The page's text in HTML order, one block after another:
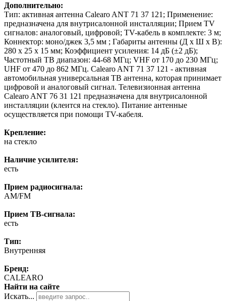
Дополнительно:
Тип: активная антенна Calearo ANT 71 37 121; Применение:
предназначена для внутрисалонной инсталляции; Прием TV
сигналов: аналоговый, цифровой; TV-кабель в комплекте: 3 м;
Коннектор: моно/джек 3,5 мм ; Габариты антенны (Д х Ш х В):
280 х 25 х 15 мм; Коэффициент усиления: 14 дБ (±2 дБ);
Частотный ТВ диапазон: 44-68 МГц; VHF от 170 до 230 МГц;
UHF от 470 до 862 МГц. Calearo ANT 71 37 121 - активная
автомобильная универсальная ТВ антенна, которая принимает
цифровой и аналоговый сигнал. Телевизионная антенна
Calearo ANT 76 31 121 предназначена для внутрисалонной
инсталляции (клеится на стекло). Питание антенные
осуществляется при помощи ТV-кабеля.
Крепление:
на стекло
Наличие усилителя:
есть
Прием радиосигнала:
AM/FM
Прием ТВ-сигнала:
есть
Тип:
Внутренняя
Бренд:
CALEARO
Найти на сайте
Искать...